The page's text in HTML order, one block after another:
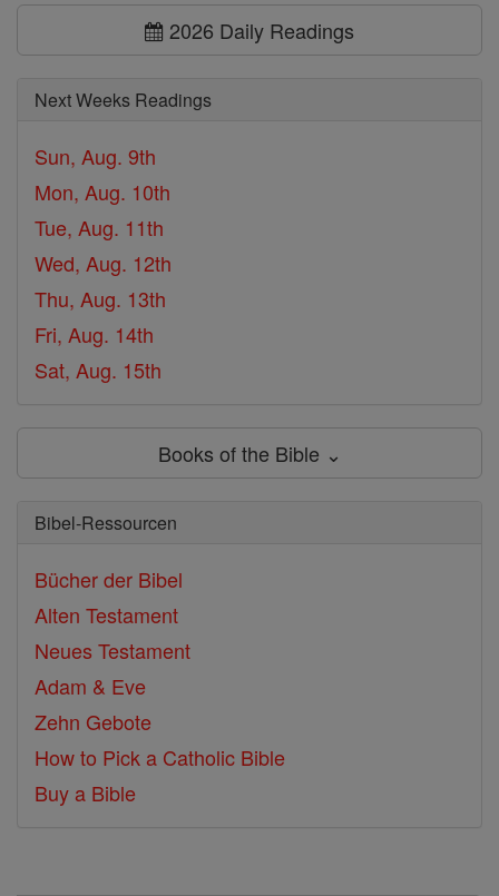
2026 Daily Readings
Next Weeks Readings
Sun, Aug. 9th
Mon, Aug. 10th
Tue, Aug. 11th
Wed, Aug. 12th
Thu, Aug. 13th
Fri, Aug. 14th
Sat, Aug. 15th
Books of the Bible ⌄
Bibel-Ressourcen
Bücher der Bibel
Alten Testament
Neues Testament
Adam & Eve
Zehn Gebote
How to Pick a Catholic Bible
Buy a Bible